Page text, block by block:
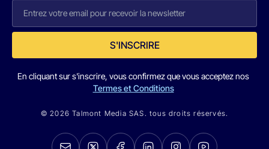
S'INSCRIRE
En cliquant sur s'inscrire, vous confirmez que vous acceptez nos
Termes et Conditions
© 2026 Talmont Media SAS. tous droits réservés.